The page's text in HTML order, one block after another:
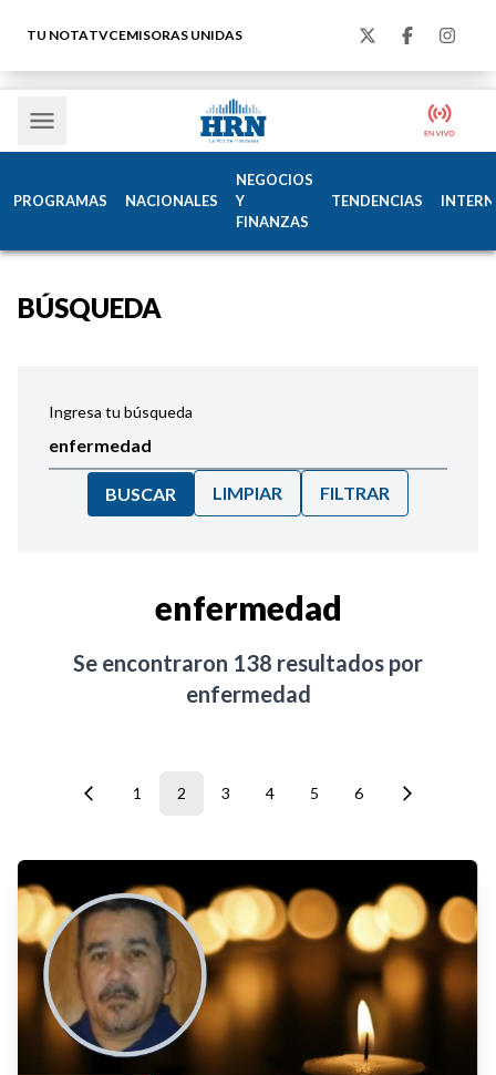
TU NOTATVCEMISORAS UNIDAS
PROGRAMAS NACIONALES
NEGOCIOS
Y
FINANZAS
TENDENCIAS
BÚSQUEDA
Ingresa tu búsqueda
BUSCAR LIMPIAR FILTRAR
enfermedad
Se encontraron 138 resultados por
enfermedad
1 2 3 4 5 6